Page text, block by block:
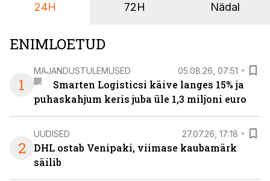
24H 72H Nädal
ENIMLOETUD
1
MAJANDUSTULEMUSED 05.08.26, 07:51
Smarten Logisticsi käive langes 15% ja
puhaskahjum keris juba üle 1,3 miljoni euro
2
UUDISED 27.07.26, 17:18
DHL ostab Venipaki, viimase kaubamärk
säilib